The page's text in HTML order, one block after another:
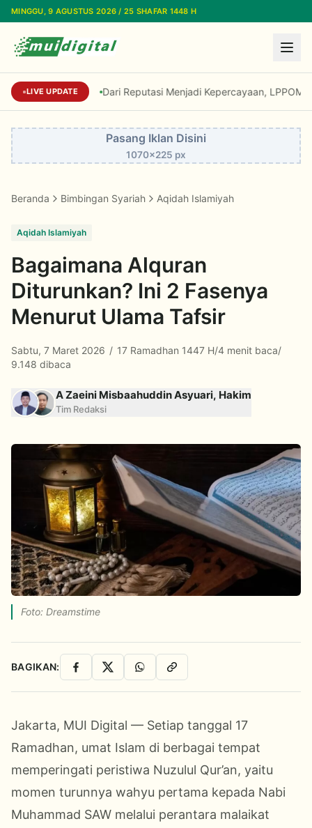
Lewati ke konten utama
MINGGU, 9 AGUSTUS 2026 / 25 SHAFAR 1448 H
LIVE UPDATE Dari Reputasi Menjadi Kepercayaan, LPPOM
Pasang Iklan Disini
1070x225 px
Beranda Bimbingan Syariah Aqidah Islamiyah
Aqidah Islamiyah
Bagaimana Alquran
Diturunkan? Ini 2 Fasenya
Menurut Ulama Tafsir
Sabtu, 7 Maret 2026 / 17 Ramadhan 1447 H/4 menit baca/
9.148 dibaca
A Zaeini Misbaahuddin Asyuari, Hakim
Tim Redaksi
Foto: Dreamstime
BAGIKAN: Facebook
X WhatsAppSalin Link
Jakarta, MUI Digital — Setiap tanggal 17
Ramadhan, umat Islam di berbagai tempat
memperingati peristiwa Nuzulul Qur’an, yaitu
momen turunnya wahyu pertama kepada Nabi
Muhammad SAW melalui perantara malaikat